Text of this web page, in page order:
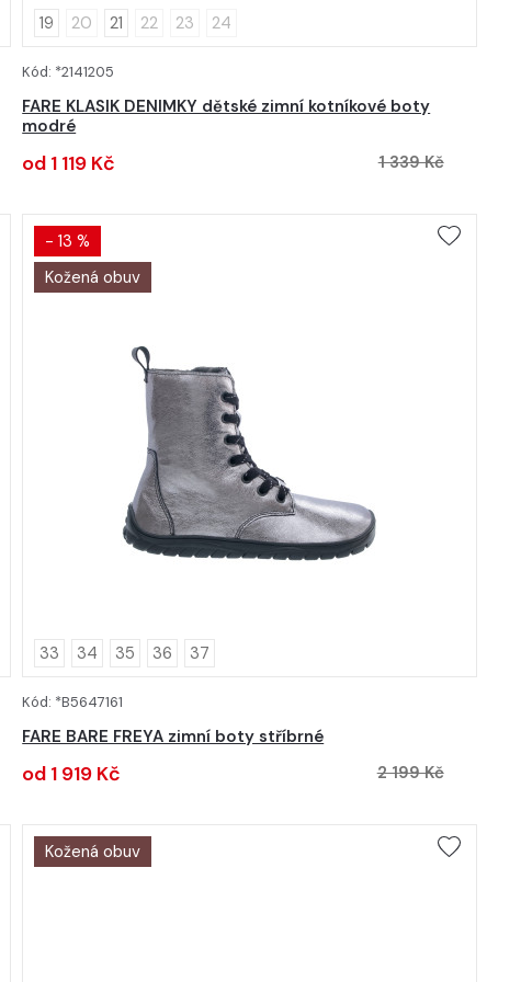
19 20 21 22 23 24
Kód: *2141205
FARE KLASIK DENIMKY dětské zimní kotníkové boty
modré
od 1 119 Kč 1 339 Kč
- 13 %
Kožená obuv
33 34 35 36 37
Kód: *B5647161
FARE BARE FREYA zimní boty stříbrné
od 1 919 Kč 2 199 Kč
Kožená obuv